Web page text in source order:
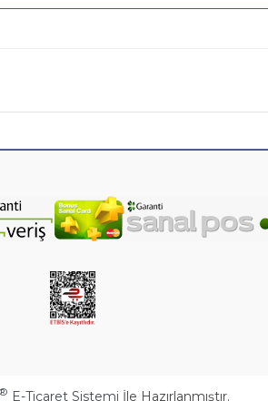
E-Ticaret Sistemi İle Hazırlanmıştır.